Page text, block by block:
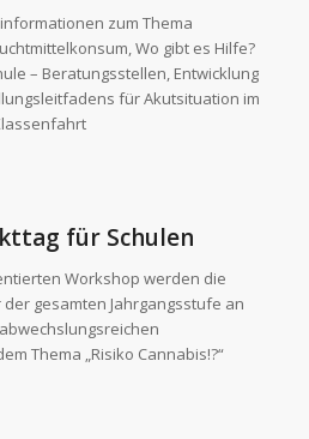
zum Thema
Wo gibt es Hilfe?
– Beratungsstellen, Entwicklung
für Akutsituation im
für Schulen
Workshop werden die
gesamten Jahrgangsstufe an
Thema „Risiko Cannabis!?“